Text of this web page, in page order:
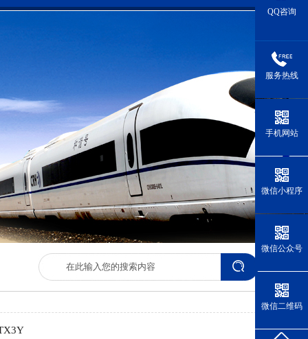
QQ咨询
服务热线
手机网站
微信小程序
微信公众号
微信二维码